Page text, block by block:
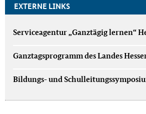
EXTERNE LINKS
Serviceagentur „Ganztägig lernen“
Ganztagsprogramm des Landes
Bildungs- und